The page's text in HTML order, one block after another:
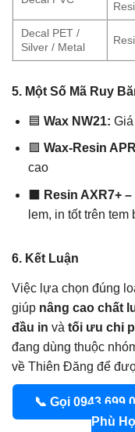
Decal PET /
Silver / Metal
5. Một Số Mã Ruy
🟦 Wax NW21:
🟪 Wax-Resin
cao
Resin AXR7+
lem, in tốt trên tem
6. Kết Luận
Việc lựa chọn đúng
giúp nâng cao chất
đầu in và tối ưu chi
đang dùng thuộc
về Thiên Đăng để
📞 Gọi
Phù